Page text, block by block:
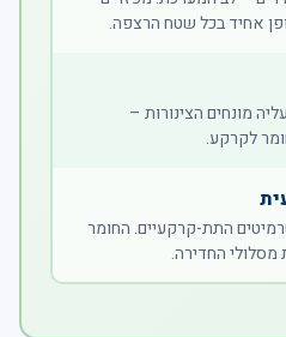
אחיד בכל שטח הרצפה.
מונחים הצינורות –
לקרקע.
התת-קרקעיים. החומר
מסלולי החדירה.